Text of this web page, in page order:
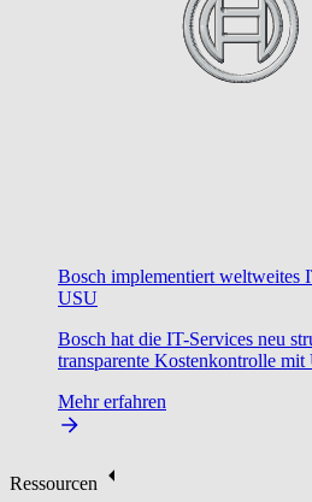
Bosch implementiert weltweites
USU
Bosch hat die IT-Services neu
transparente Kostenkontrolle
Mehr erfahren
Ressourcen